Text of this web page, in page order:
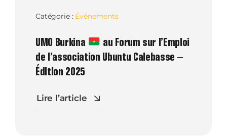
Catégorie : Événements
UMO Burkina
au Forum sur l’Emploi
de l’association Ubuntu Calebasse –
Édition 2025
Lire l’article